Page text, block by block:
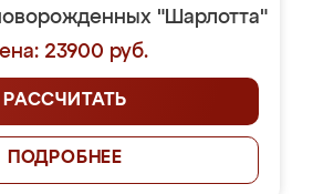
"Шарлотта"
23900 руб.
РАССЧИТАТЬ
ПОДРОБНЕЕ